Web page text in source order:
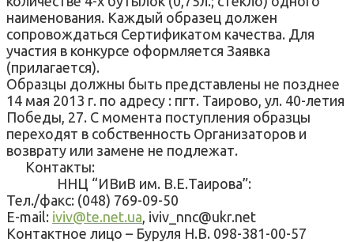
наименования. Каждый образец должен
сопровождаться Сертификатом качества. Для
участия в конкурсе оформляется Заявка
(прилагается).
Образцы должны быть представлены не позднее
14 мая 2013 г. по адресу : пгт. Таирово, ул. 40-летия
Победы, 27. С момента поступления образцы
переходят в собственность Организаторов и
возврату или замене не подлежат.
Контакты:
ННЦ “ИВиВ им. В.Е.Таирова”:
Тел./факс: (048) 769-09-50
E-mail: iviv@te.net.ua iviv_nnc@ukr.net
Контактное лицо – Буруля Н.В. 098-381-00-57